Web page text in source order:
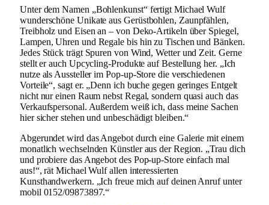
Unter dem Namen „Bohlenkunst“ fertigt Michael Wulf
wunderschöne Unikate aus Gerüstbohlen, Zaunpfählen,
Treibholz und Eisen an – von Deko-Artikeln über Spiegel,
Lampen, Uhren und Regale bis hin zu Tischen und Bänken.
Jedes Stück trägt Spuren von Wind, Wetter und Zeit. Gerne
stellt er auch Upcycling-Produkte auf Bestellung her. „Ich
nutze als Aussteller im Pop-up-Store die verschiedenen
Vorteile“, sagt er. „Denn ich buche gegen geringes Entgelt
nicht nur einen Raum nebst Regal, sondern quasi auch das
Verkaufspersonal. Außerdem weiß ich, dass meine Sachen
hier sicher stehen und unbeschädigt bleiben.“
Abgerundet wird das Angebot durch eine Galerie mit einem
monatlich wechselnden Künstler aus der Region. „Trau dich
und probiere das Angebot des Pop-up-Store einfach mal
aus!“, rät Michael Wulf allen interessierten
Kunsthandwerkern. „Ich freue mich auf deinen Anruf unter
mobil 0152/09873897.“